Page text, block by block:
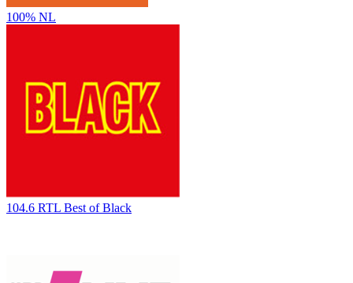
100% NL
104.6 RTL Best of Black